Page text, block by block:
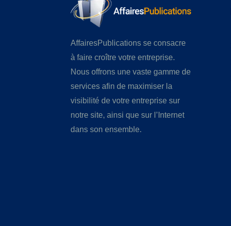
AffairesPublications se consacre
à faire croître votre entreprise.
Nous offrons une vaste gamme de
services afin de maximiser la
visibilité de votre entreprise sur
notre site, ainsi que sur l’Internet
dans son ensemble.